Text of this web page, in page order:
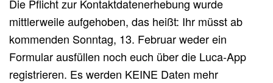
Die Pflicht zur Kontaktdatenerhebung wurde
mittlerweile aufgehoben, das heißt: Ihr müsst ab
kommenden Sonntag, 13. Februar weder ein
Formular ausfüllen noch euch über die Luca-App
registrieren. Es werden KEINE Daten mehr